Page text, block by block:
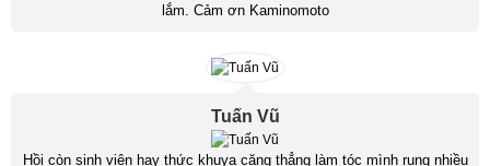
lắm. Cảm ơn Kaminomoto
Tuấn Vũ
Hồi còn sinh viên hay thức khuya căng thẳng làm tóc mình rụng nhiều